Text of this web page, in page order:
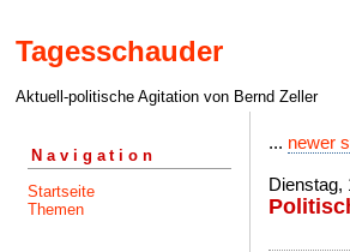
Tagesschauder
Aktuell-politische Agitation von Bernd Zeller
Navigation
Startseite
Themen
... newer
Dienstag,